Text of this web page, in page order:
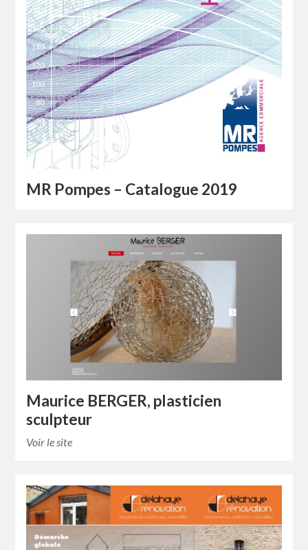
MR Pompes – Catalogue 2019
Maurice BERGER, plasticien
sculpteur
Voir le site